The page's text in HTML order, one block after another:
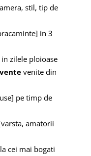
stil, tip de
in 3
zilele ploioase
venite din
pe timp de
amatorii
cei mai bogati